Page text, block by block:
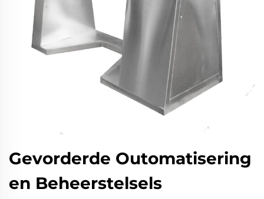
Gevorderde Outomatisering
en Beheerstelsels